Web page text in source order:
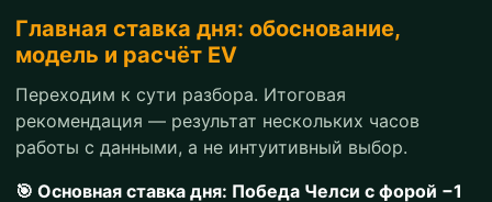
Главная ставка дня: обоснование,
модель и расчёт EV
Переходим к сути разбора. Итоговая
рекомендация — результат нескольких часов
работы с данными, а не интуитивный выбор.
🎯 Основная ставка дня: Победа Челси с форой −1